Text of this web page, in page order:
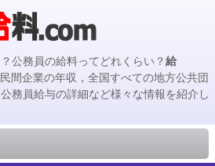
公務員の給料ってどれくらい？給
間企業の年収，全国すべての地方公共団
務員給与の詳細など様々な情報を紹介し